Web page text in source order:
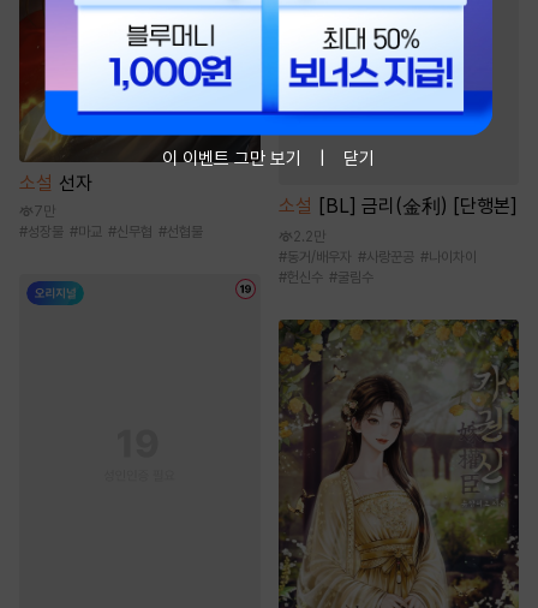
소설 선자
7만
#성장물 #마교 #신무협 #선협물
소설 [BL] 금리(金利) [단행본]
2.2만
#동거/배우자 #사랑꾼공 #나이차이
#헌신수 #굴림수
이 이벤트 그만 보기 닫기